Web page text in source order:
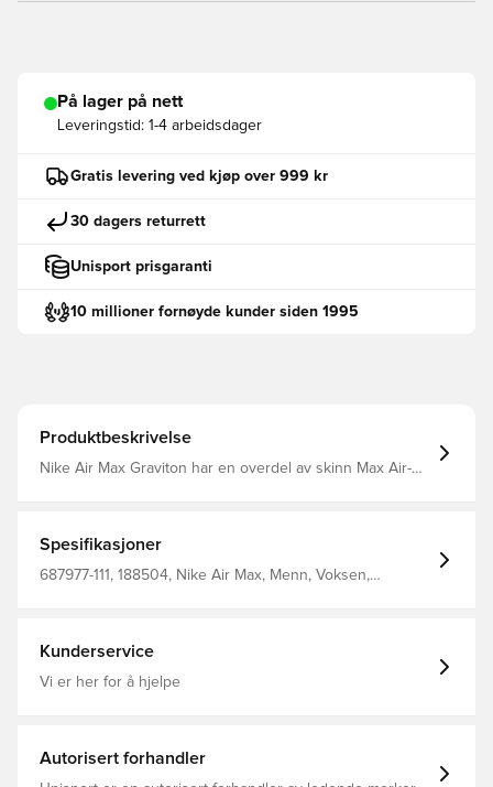
På lager på nett
Leveringstid: 1-4 arbeidsdager
Gratis levering ved kjøp over 999 kr
30 dagers returrett
Unisport prisgaranti
10 millioner fornøyde kunder siden 1995
Produktbeskrivelse
Nike Air Max Graviton har en overdel av skinn Max Air-
Spesifikasjoner
687977-111, 188504, Nike Air Max, Menn, Voksen,
Kunderservice
Vi er her for å hjelpe
Autorisert forhandler